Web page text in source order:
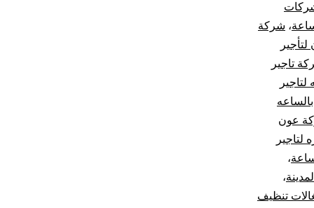
، شركة
تاجير
عون
لتاجير
،
،
تنظيف